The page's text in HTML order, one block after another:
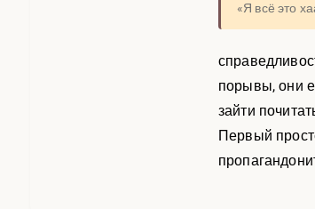
«Я всё это
порывы, они
зайти
Первый